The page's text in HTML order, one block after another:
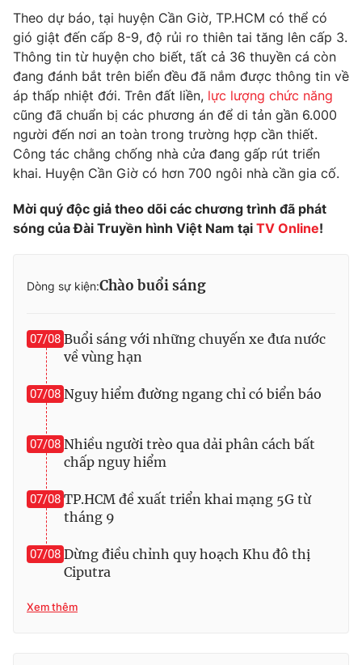
Nhân vật
Khán giả
Giải sao mai
Âm nhạc
Sao
Du lịch
Làm đẹp
Chất lượng cuộc sống
Giáo dục
Tuyển sinh
Học trực tuyến
Công nghệ
Hitech Công nghệ tương lai
Sản phẩm
Tư vấn
Giao lưu trực tuyến
Emagazine Podcast
Photo Infographic
Video
VTV Money
VTV Sức khoẻ
Thị trường 24h
VTV4 Vươn mình bằng AI
VTV9
Theo dự báo, tại huyện Cần Giờ, TP.HCM có thể có
gió giật đến cấp 8-9, độ rủi ro thiên tai tăng lên cấp 3.
Thông tin từ huyện cho biết, tất cả 36 thuyền cá còn
đang đánh bắt trên biển đều đã nắm được thông tin về
áp thấp nhiệt đới. Trên đất liền, lực lượng chức năng
cũng đã chuẩn bị các phương án để di tản gần 6.000
người đến nơi an toàn trong trường hợp cần thiết.
Công tác chằng chống nhà cửa đang gấp rút triển
khai. Huyện Cần Giờ có hơn 700 ngôi nhà cần gia cố.
Mời quý độc giả theo dõi các chương trình đã phát
sóng của Đài Truyền hình Việt Nam tại TV Online!
Dòng sự kiện:Chào buổi sáng
07/08 Buổi sáng với những chuyến xe đưa nước
về vùng hạn
07/08 Nguy hiểm đường ngang chỉ có biển báo
07/08 Nhiều người trèo qua dải phân cách bất
chấp nguy hiểm
07/08 TP.HCM đề xuất triển khai mạng 5G từ
tháng 9
07/08 Dừng điều chỉnh quy hoạch Khu đô thị
Ciputra
Xem thêm